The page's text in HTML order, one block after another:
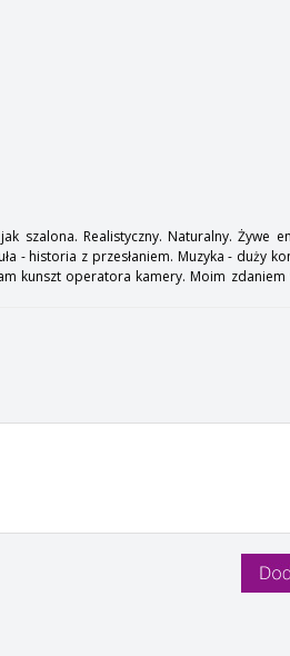
szalona. Realistyczny. Naturalny. Żywe
- historia z przesłaniem. Muzyka - duży
kunszt operatora kamery. Moim zdaniem